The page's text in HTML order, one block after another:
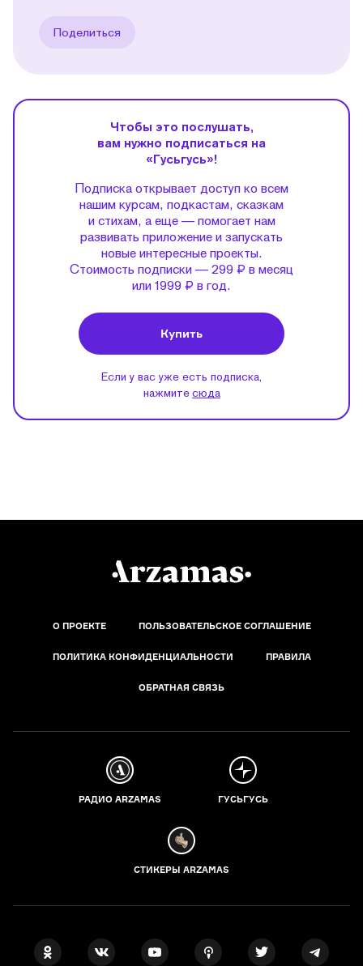
Поделиться
Чтобы это послушать,
вам нужно подписаться на
«Гусьгусь»!
Подписка открывает доступ ко всем
нашим курсам, подкастам, сказкам
и стихам, а еще — помогает нам
развивать приложение и запускать
новые интересные проекты.
Стоимость подписки — 299 ₽ в месяц
или 1999 ₽ в год.
Купить
Если у вас уже есть подписка,
нажмите сюда
О ПРОЕКТЕ ПОЛЬЗОВАТЕЛЬСКОЕ СОГЛАШЕНИЕ
ПОЛИТИКА КОНФИДЕНЦИАЛЬНОСТИ ПРАВИЛА
ОБРАТНАЯ СВЯЗЬ
РАДИО ARZAMAS ГУСЬГУСЬ
СТИКЕРЫ ARZAMAS